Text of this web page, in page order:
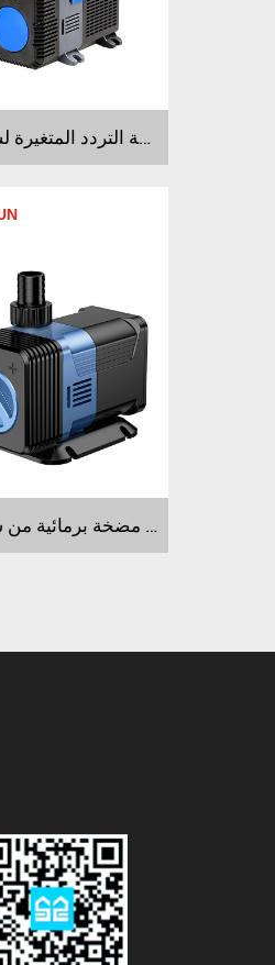
مضخة التردد المتغيرة لسلسلةCTP
مضخة برمائية من سلسلة STP STP-5000 ~ 8000